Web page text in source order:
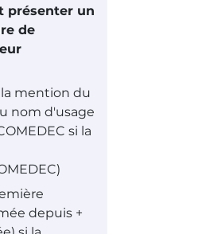
présenter un
de
mention du
nom d'usage
si la
depuis +